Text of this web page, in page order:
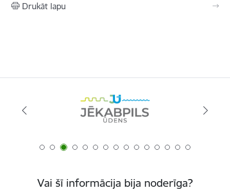
Drukāt lapu
Vai šī informācija bija noderīga?